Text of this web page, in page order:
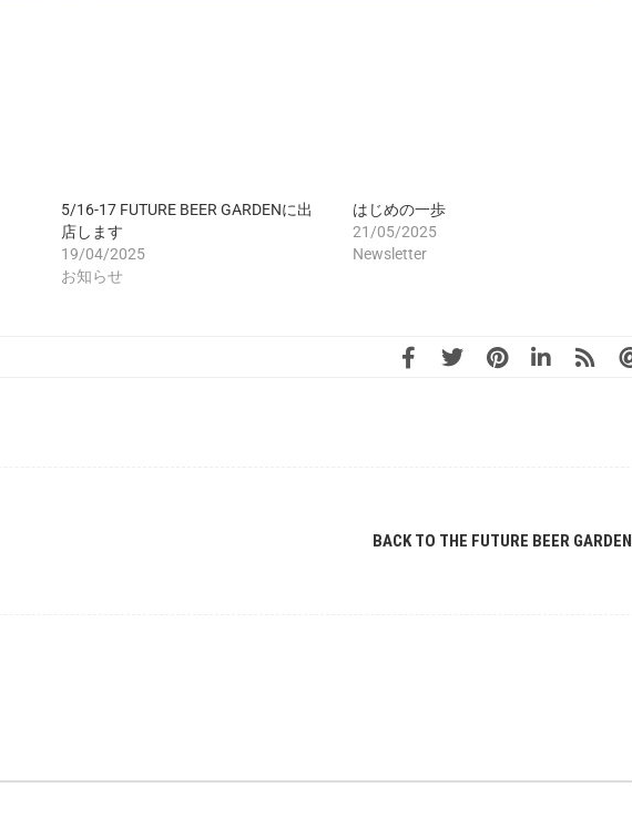
5/16-17 FUTURE BEER GARDENに出
店します
19/04/2025
お知らせ
はじめの一歩
21/05/2025
Newsletter
BACK TO THE FUTURE BEER GARDEN